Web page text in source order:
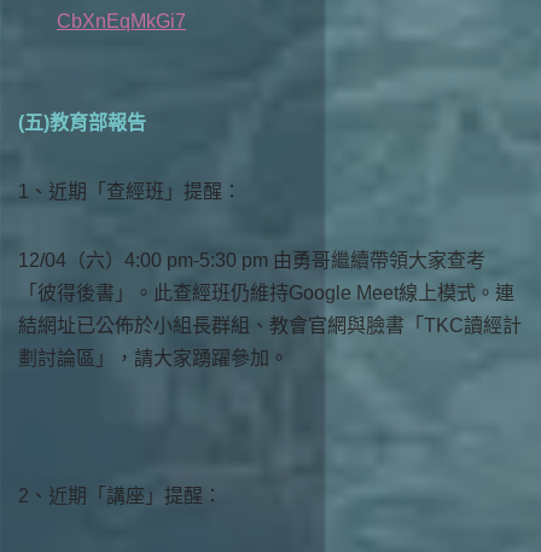
CbXnEqMkGi7
(五)教育部報告
1、近期「查經班」提醒：
12/04（六）4:00 pm-5:30 pm 由勇哥繼續帶領大家查考
「彼得後書」。此查經班仍維持Google Meet線上模式。連
結網址已公佈於小組長群組、教會官網與臉書「TKC讀經計
劃討論區」，請大家踴躍參加。
2、近期「講座」提醒：